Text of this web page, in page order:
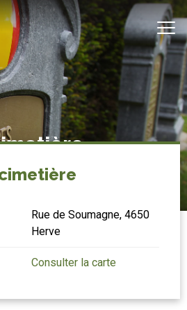
Rue de Soumagne, 4650
Herve
Consulter la carte